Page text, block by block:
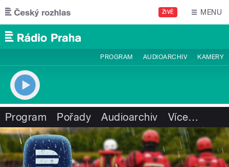
Přejít k hlavnímu obsahu
ŽIVĚ MENU
PROGRAM AUDIOARCHIV KAMERY
Program Pořady Audioarchiv Více…